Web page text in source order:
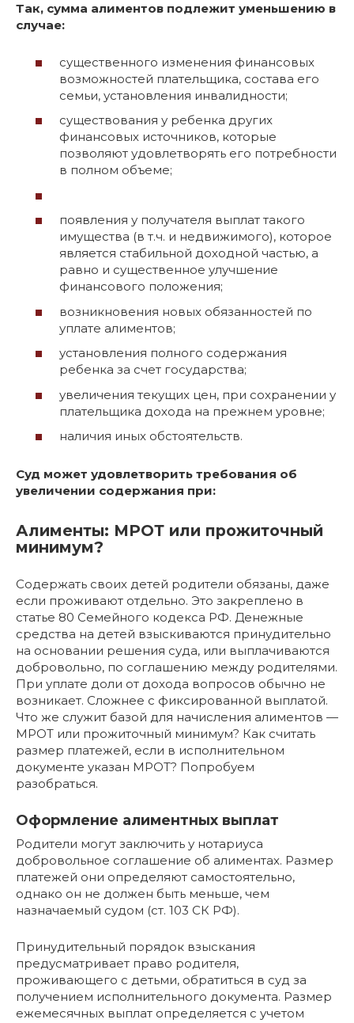
Так, сумма алиментов подлежит уменьшению в
случае:
существенного изменения финансовых
возможностей плательщика, состава его
семьи, установления инвалидности;
существования у ребенка других
финансовых источников, которые
позволяют удовлетворять его потребности
в полном объеме;
появления у получателя выплат такого
имущества (в т.ч. и недвижимого), которое
является стабильной доходной частью, а
равно и существенное улучшение
финансового положения;
возникновения новых обязанностей по
уплате алиментов;
установления полного содержания
ребенка за счет государства;
увеличения текущих цен, при сохранении у
плательщика дохода на прежнем уровне;
наличия иных обстоятельств.
Суд может удовлетворить требования об
увеличении содержания при:
Алименты: МРОТ или прожиточный
минимум?
Содержать своих детей родители обязаны, даже
если проживают отдельно. Это закреплено в
статье 80 Семейного кодекса РФ. Денежные
средства на детей взыскиваются принудительно
на основании решения суда, или выплачиваются
добровольно, по соглашению между родителями.
При уплате доли от дохода вопросов обычно не
возникает. Сложнее с фиксированной выплатой.
Что же служит базой для начисления алиментов —
МРОТ или прожиточный минимум? Как считать
размер платежей, если в исполнительном
документе указан МРОТ? Попробуем
разобраться.
Оформление алиментных выплат
Родители могут заключить у нотариуса
добровольное соглашение об алиментах. Размер
платежей они определяют самостоятельно,
однако он не должен быть меньше, чем
назначаемый судом (ст. 103 СК РФ).
Принудительный порядок взыскания
предусматривает право родителя,
проживающего с детьми, обратиться в суд за
получением исполнительного документа. Размер
ежемесячных выплат определяется с учетом